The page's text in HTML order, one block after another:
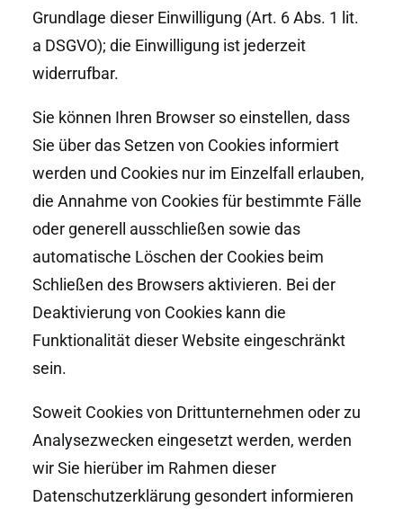
Grundlage dieser Einwilligung (Art. 6 Abs. 1 lit.
a DSGVO); die Einwilligung ist jederzeit
widerrufbar.
Sie können Ihren Browser so einstellen, dass
Sie über das Setzen von Cookies informiert
werden und Cookies nur im Einzelfall erlauben,
die Annahme von Cookies für bestimmte Fälle
oder generell ausschließen sowie das
automatische Löschen der Cookies beim
Schließen des Browsers aktivieren. Bei der
Deaktivierung von Cookies kann die
Funktionalität dieser Website eingeschränkt
sein.
Soweit Cookies von Drittunternehmen oder zu
Analysezwecken eingesetzt werden, werden
wir Sie hierüber im Rahmen dieser
Datenschutzerklärung gesondert informieren